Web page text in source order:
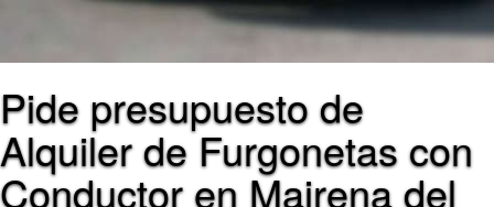
Pide presupuesto de
Alquiler de Furgonetas con
Conductor en Mairena del